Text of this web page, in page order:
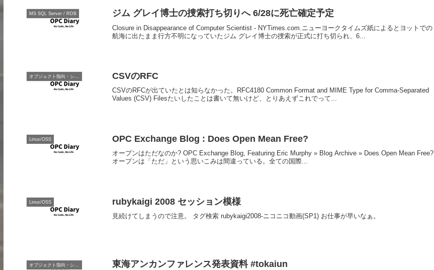
MS SQL Server / RDB ジム グレイ博士の捜索打ち切りへ 6/28に死亡確定予定
Closure in Disappearance of Computer Scientist - NYTimes.com.ニューヨークタイムズ紙によるとヨットでの
航海に出たまま行方不明になっていたジム グレイ博士の捜索が正式に打ち切られ、6...
オブジェクト指向・システム開発 CSVのRFC
CSVのRFCが出ていたとは知らなかった。RFC4180 Common Format and MIME Type for Comma-Separated
Values (CSV) Filesたいしたことは書いて無いけど、とりあえずこれでって...
Linux/OSS OPC Exchange Blog : Does Open Mean Free?
オープンはただなのか? OPC Exchange Blog, Featuring Eric Murphy » Blog Archive » Does Open Mean Free?
オープンは「ただ」という思いこみは間違っている。全ての国際...
Linux/OSS rubykaigi 2008 セッション模様
見続けてしまうので注意。 タグ検索 rubykaigi2008‐ニコニコ動画(SP1) お仕事が早いなぁ。
東海アンカンファレンス発表資料 #tokaiun